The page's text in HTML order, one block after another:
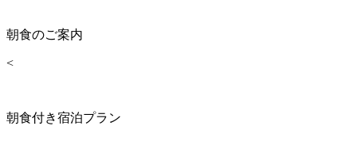
朝食のご案内
<
朝食付き宿泊プラン